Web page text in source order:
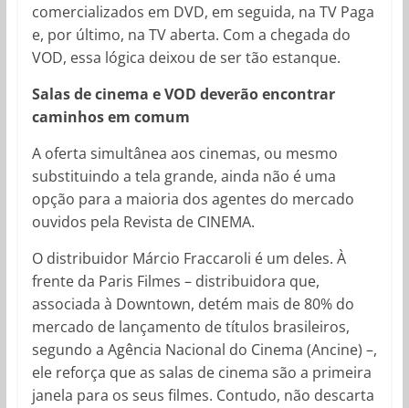
comercializados em DVD, em seguida, na TV Paga
e, por último, na TV aberta. Com a chegada do
VOD, essa lógica deixou de ser tão estanque.
Salas de cinema e VOD deverão encontrar
caminhos em comum
A oferta simultânea aos cinemas, ou mesmo
substituindo a tela grande, ainda não é uma
opção para a maioria dos agentes do mercado
ouvidos pela Revista de CINEMA.
O distribuidor Márcio Fraccaroli é um deles. À
frente da Paris Filmes – distribuidora que,
associada à Downtown, detém mais de 80% do
mercado de lançamento de títulos brasileiros,
segundo a Agência Nacional do Cinema (Ancine) –,
ele reforça que as salas de cinema são a primeira
janela para os seus filmes. Contudo, não descarta